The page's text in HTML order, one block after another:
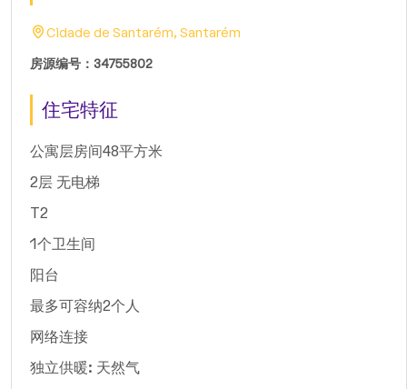
Cidade de Santarém, Santarém
房源编号：34755802
住宅特征
公寓层房间48平方米
2层 无电梯
T2
1个卫生间
阳台
最多可容纳2个人
网络连接
独立供暖: 天然气